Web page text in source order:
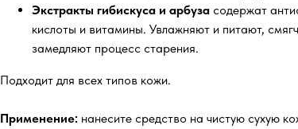
Экстракты гибискуса и арбуза содержат
кислоты и витамины. Увлажняют и питают,
замедляют процесс старения.
Подходит для всех типов кожи.
Применение: нанесите средство на чистую сухую